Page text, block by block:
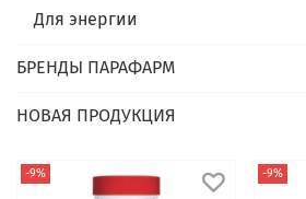
-9% -9%
Для энергии
БРЕНДЫ ПАРАФАРМ
НОВАЯ ПРОДУКЦИЯ